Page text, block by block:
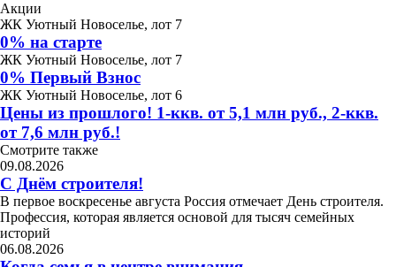
Акции
ЖК Уютный Новоселье, лот 7
0% на старте
ЖК Уютный Новоселье, лот 7
0% Первый Взнос
ЖК Уютный Новоселье, лот 6
Цены из прошлого! 1-ккв. от 5,1 млн руб., 2-ккв.
от 7,6 млн руб.!
Смотрите также
09.08.2026
С Днём строителя!
В первое воскресенье августа Россия отмечает День строителя.
Профессия, которая является основой для тысяч семейных
историй
06.08.2026